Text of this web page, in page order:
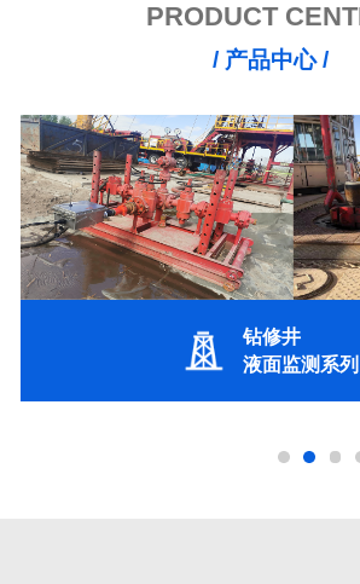
PRODUCT
/ 产品中心 /
钻修井
液面监测系列